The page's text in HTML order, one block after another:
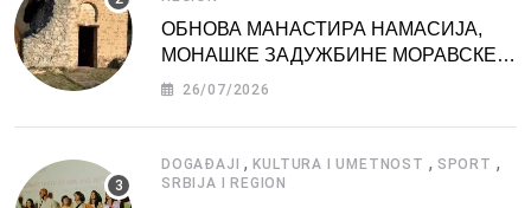
ОБНОВА МАНАСТИРА НАМАСИЈА,
МОНАШКЕ ЗАДУЖБИНЕ МОРАВСКЕ
СРБИЈЕ
26/07/2026
DOGAĐAJI ,KULTURA I UMETNOST , SPORT ,
SRBIJA I REGION